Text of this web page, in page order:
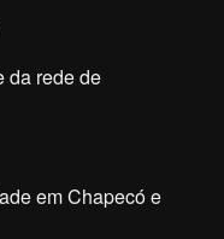
da rede de
em Chapecó e